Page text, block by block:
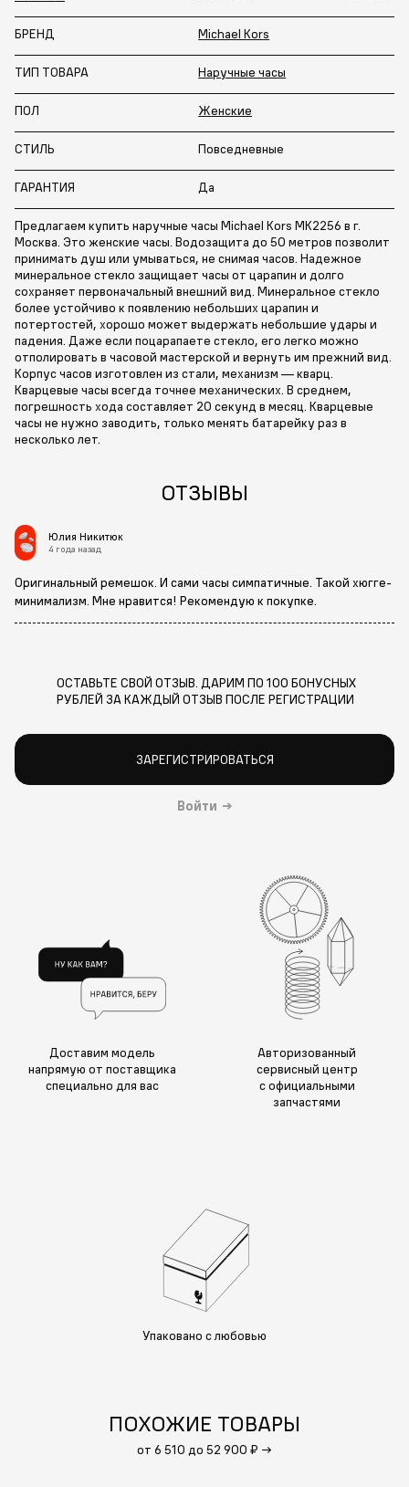
БРЕНД Michael Kors
ТИП ТОВАРА Наручные часы
ПОЛ Женские
СТИЛЬ Повседневные
ГАРАНТИЯ Да
Предлагаем купить наручные часы Michael Kors MK2256 в г.
Москва. Это женские часы. Водозащита до 50 метров позволит
принимать душ или умываться, не снимая часов. Надежное
минеральное стекло защищает часы от царапин и долго
сохраняет первоначальный внешний вид. Минеральное стекло
более устойчиво к появлению небольших царапин и
потертостей, хорошо может выдержать небольшие удары и
падения. Даже если поцарапаете стекло, его легко можно
отполировать в часовой мастерской и вернуть им прежний вид.
Корпус часов изготовлен из стали, механизм — кварц.
Кварцевые часы всегда точнее механических. В среднем,
погрешность хода составляет 20 секунд в месяц. Кварцевые
часы не нужно заводить, только менять батарейку раз в
несколько лет.
ОТЗЫВЫ
Юлия Никитюк
4 года назад
Оригинальный ремешок. И сами часы симпатичные. Такой хюгге-
минимализм. Мне нравится! Рекомендую к покупке.
ОСТАВЬТЕ СВОЙ ОТЗЫВ. ДАРИМ ПО 100 БОНУСНЫХ
РУБЛЕЙ ЗА КАЖДЫЙ ОТЗЫВ ПОСЛЕ РЕГИСТРАЦИИ
ЗАРЕГИСТРИРОВАТЬСЯ
Войти →
Доставим модель
напрямую от поставщика
специально для вас
Авторизованный
сервисный центр
с официальными
запчастями
Упаковано с любовью
ПОХОЖИЕ ТОВАРЫ
от 6 510 до 52 900 ₽ →